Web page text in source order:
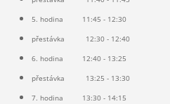
5. hodina 11:45 - 12:30
přestávka 12:30 - 12:40
6. hodina 12:40 - 13:25
přestávka 13:25 - 13:30
7. hodina 13:30 - 14:15